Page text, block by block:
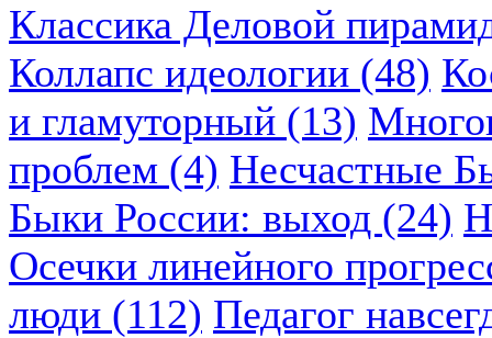
Классика Деловой
Коллапс идеологии (48)
и гламуторный (13)
проблем (4) Несчастные
Быки России: выход (24)
Осечки линейного
люди (112) Педагог